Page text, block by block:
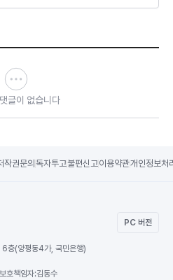
글이 없습니다
작권문의 독자투고불편신고이용약관개인정보처
PC 버전
층(양평동4가, 국민은행)
호책임자:김동수